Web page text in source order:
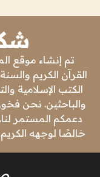
تم إنشاء موقع
القرآن الكريم
الكتب الإسلامية
والباحثين. نحن
دعمكم المستمر
خالصًا لوجهه